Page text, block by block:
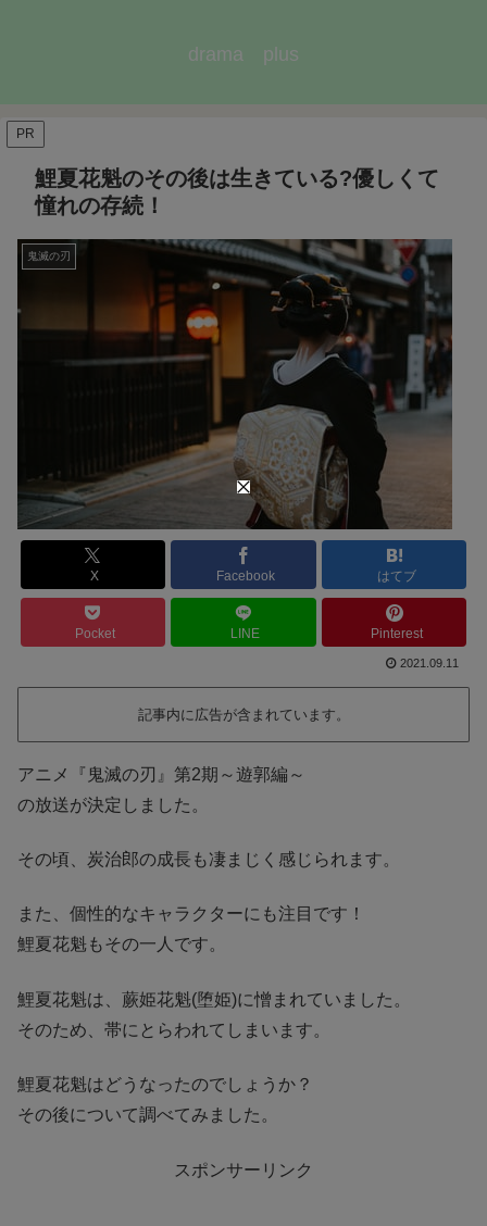
drama plus
PR
鯉夏花魁のその後は生きている?優しくて
憧れの存続！
鬼滅の刃
X Facebook はてブ
Pocket LINE Pinterest
2021.09.11
記事内に広告が含まれています。
アニメ『鬼滅の刃』第2期～遊郭編～
の放送が決定しました。
その頃、炭治郎の成長も凄まじく感じられます。
また、個性的なキャラクターにも注目です！
鯉夏花魁もその一人です。
鯉夏花魁は、蕨姫花魁(堕姫)に憎まれていました。
そのため、帯にとらわれてしまいます。
鯉夏花魁はどうなったのでしょうか？
その後について調べてみました。
スポンサーリンク